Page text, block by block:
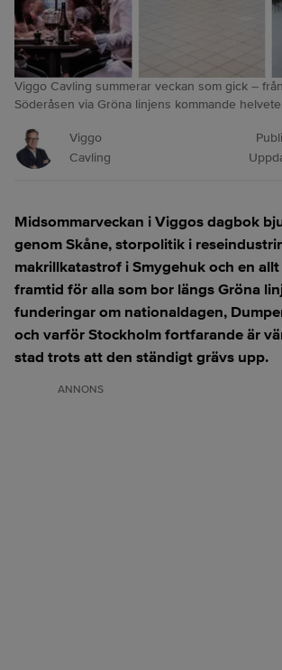
Viggo Cavling summerar veckan som gick –
Söderåsen via Gröna linjens kommande
Viggo
Cavling
Midsommarveckan i Viggos dagbok
genom Skåne, storpolitik i
makrillkatastrof i Smygehuk och en
framtid för alla som bor längs Gröna
funderingar om nationaldagen,
och varför Stockholm fortfarande är
stad trots att den ständigt grävs upp.
ANNONS